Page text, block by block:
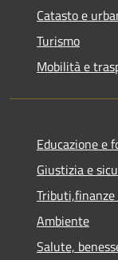
Catasto e
Turismo
Mobilità e
Educazione e
Giustizia e
Ambiente
Salute,